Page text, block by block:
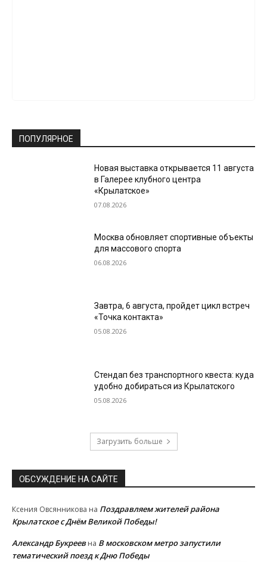
ПОПУЛЯРНОЕ
Новая выставка открывается 11 августа
в Галерее клубного центра
«Крылатское»
07.08.2026
Москва обновляет спортивные объекты
для массового спорта
06.08.2026
Завтра, 6 августа, пройдет цикл встреч
«Точка контакта»
05.08.2026
Стендап без транспортного квеста: куда
удобно добираться из Крылатского
05.08.2026
Загрузить больше
ОБСУЖДЕНИЕ НА САЙТЕ
Ксения Овсянникова на Поздравляем жителей района
Крылатское с Днём Великой Победы!
Александр Букреевна В московском метро запустили
тематический поезд к Дню Победы